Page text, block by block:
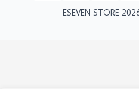
ESEVEN STORE